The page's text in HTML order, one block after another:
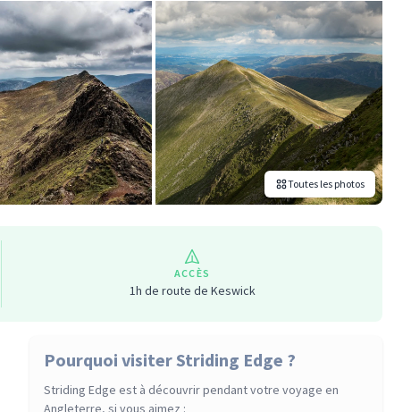
Toutes les photos
ACCÈS
1h de route de Keswick
Pourquoi visiter Striding Edge ?
Striding Edge est à découvrir pendant votre voyage en
Angleterre, si vous aimez :